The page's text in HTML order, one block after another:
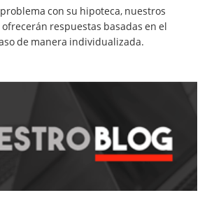
con su hipoteca, nuestros
respuestas basadas en el
de manera individualizada.